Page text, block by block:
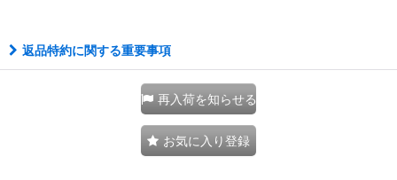
返品特約に関する重要事項
再入荷を知らせる
お気に入り登録